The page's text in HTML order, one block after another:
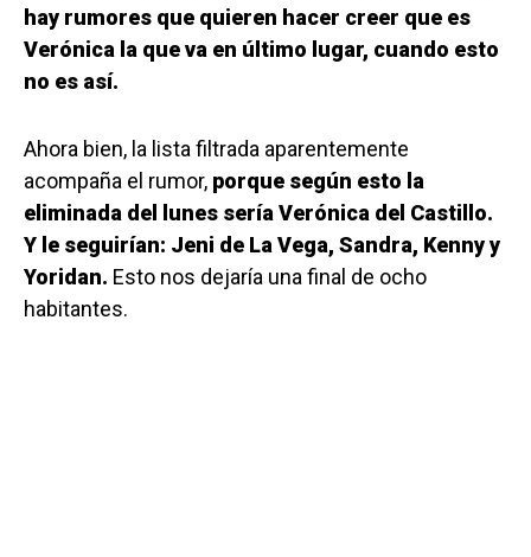
hay rumores que quieren hacer creer que es
Verónica la que va en último lugar, cuando esto
no es así.
Ahora bien, la lista filtrada aparentemente
acompaña el rumor, porque según esto la
eliminada del lunes sería Verónica del Castillo.
Y le seguirían: Jeni de La Vega, Sandra, Kenny y
Yoridan. Esto nos dejaría una final de ocho
habitantes.